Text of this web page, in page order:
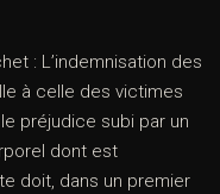
: L’indemnisation des
à celle des victimes
préjudice subi par un
dont est
doit, dans un premier